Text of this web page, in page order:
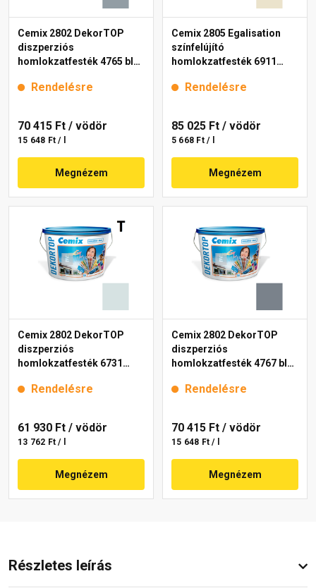
Cemix 2802 DekorTOP
diszperziós
homlokzatfesték 4765 blue
Rendelésre
70 415 Ft / vödör
15 648 Ft / l
Megnézem
Cemix 2805 Egalisation
színfelújító
homlokzatfesték 6911
Rendelésre
85 025 Ft / vödör
5 668 Ft / l
Megnézem
Cemix 2802 DekorTOP
diszperziós
homlokzatfesték 6731
Rendelésre
61 930 Ft / vödör
13 762 Ft / l
Megnézem
Cemix 2802 DekorTOP
diszperziós
homlokzatfesték 4767 blue
Rendelésre
70 415 Ft / vödör
15 648 Ft / l
Megnézem
Részletes leírás